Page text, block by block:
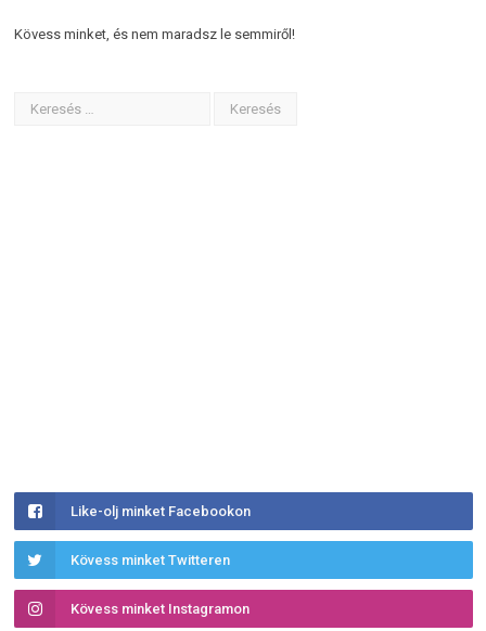
Kövess minket, és nem maradsz le semmiről!
Like-olj minket Facebookon
Kövess minket Twitteren
Kövess minket Instagramon